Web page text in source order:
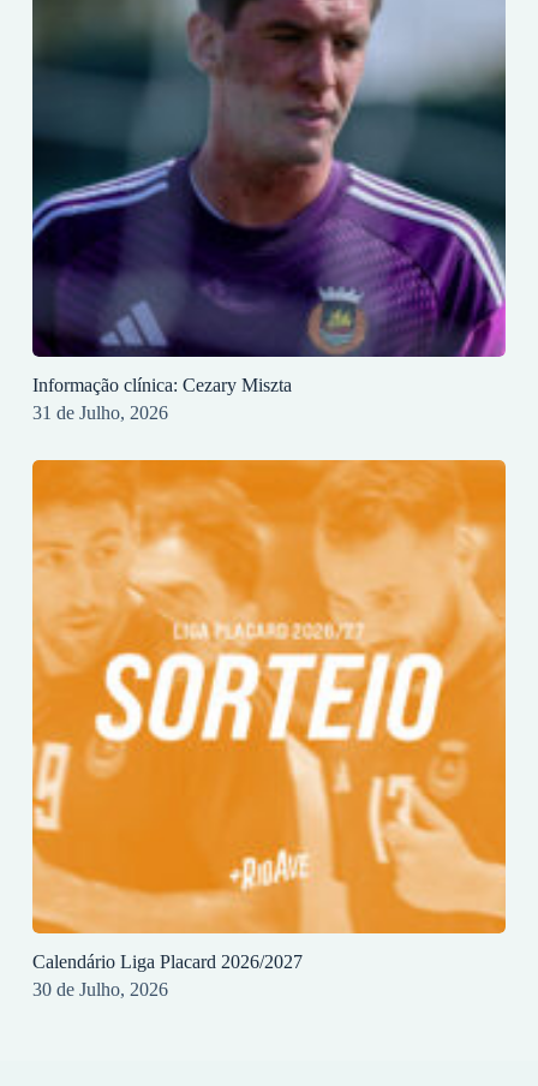
Informação clínica: Cezary Miszta
31 de Julho, 2026
Calendário Liga Placard 2026/2027
30 de Julho, 2026